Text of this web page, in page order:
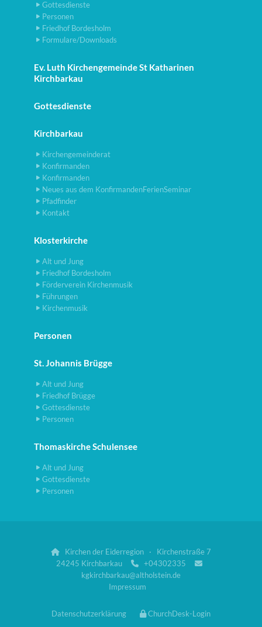
Gottesdienste
Personen
Friedhof Bordesholm
Formulare/Downloads
Ev. Luth Kirchengemeinde St Katharinen
Kirchbarkau
Gottesdienste
Kirchbarkau
Kirchengemeinderat
Konfirmanden
Konfirmanden
Neues aus dem KonfirmandenFerienSeminar
Pfadfinder
Kontakt
Klosterkirche
Alt und Jung
Friedhof Bordesholm
Förderverein Kirchenmusik
Führungen
Kirchenmusik
Personen
St. Johannis Brügge
Alt und Jung
Friedhof Brügge
Gottesdienste
Personen
Thomaskirche Schulensee
Alt und Jung
Gottesdienste
Personen

Kirchen der Eiderregion · Kirchenstraße 7
24245 Kirchbarkau
 +04302335 
kgkirchbarkau@altholstein.de
Impressum
Datenschutzerklärung ChurchDesk-Login